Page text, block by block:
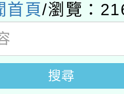
作坊新北場」
習班」招生簡
融平台-教案
簡章
民及學前教育
19疫苗接
擴大為「滿6
首頁/瀏覽：
搜尋